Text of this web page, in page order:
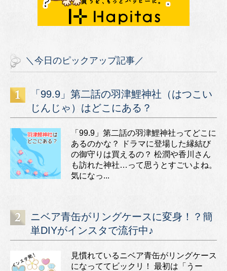
＼今日のピックアップ記事／
「99.9」第二話の羽津鯉神社（はつこい
じんじゃ）はどこにある？
「99.9」第二話の羽津鯉神社ってどこに
あるのかな？ ドラマに登場した縁結び
の御守りは買えるの？ 松潤や香川さん
も訪れた神社…って思うとすごいよね。
気になっ...
ニベア青缶がリングケースに変身！？簡
単DIYがインスタで流行中♪
見慣れているニベア青缶がリングケース
になっててビックリ！ 最初は「うー